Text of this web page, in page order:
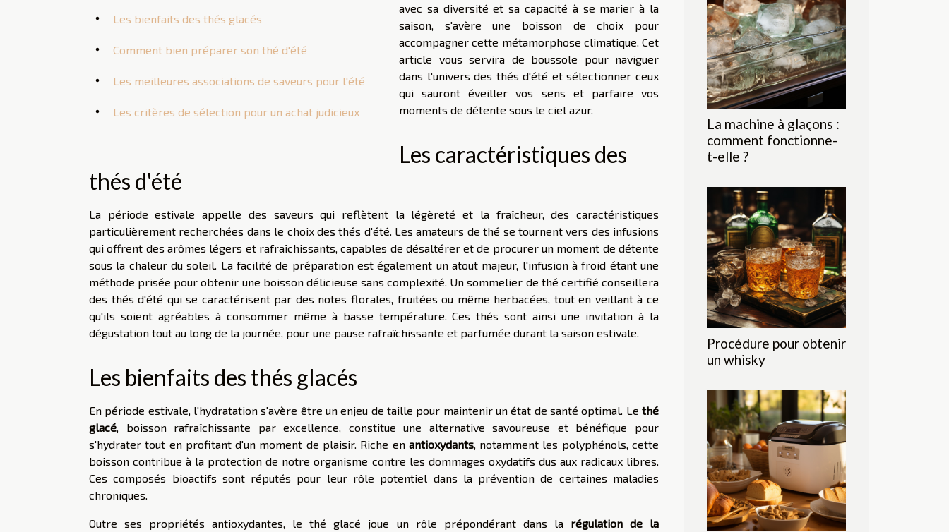
Les bienfaits des thés glacés
Comment bien préparer son thé d'été
Les meilleures associations de saveurs pour l'été
Les critères de sélection pour un achat judicieux
avec sa diversité et sa capacité à se marier à la
saison, s'avère une boisson de choix pour
accompagner cette métamorphose climatique. Cet
article vous servira de boussole pour naviguer
dans l'univers des thés d'été et sélectionner ceux
qui sauront éveiller vos sens et parfaire vos
moments de détente sous le ciel azur.
Les caractéristiques des
thés d'été
La période estivale appelle des saveurs qui reflètent la légèreté et la fraîcheur, des caractéristiques
particulièrement recherchées dans le choix des thés d'été. Les amateurs de thé se tournent vers des infusions
qui offrent des arômes légers et rafraîchissants, capables de désaltérer et de procurer un moment de détente
sous la chaleur du soleil. La facilité de préparation est également un atout majeur, l'infusion à froid étant une
méthode prisée pour obtenir une boisson délicieuse sans complexité. Un sommelier de thé certifié conseillera
des thés d'été qui se caractérisent par des notes florales, fruitées ou même herbacées, tout en veillant à ce
qu'ils soient agréables à consommer même à basse température. Ces thés sont ainsi une invitation à la
dégustation tout au long de la journée, pour une pause rafraîchissante et parfumée durant la saison estivale.
Les bienfaits des thés glacés
En période estivale, l'hydratation s'avère être un enjeu de taille pour maintenir un état de santé optimal. Le thé
glacé , boisson rafraîchissante par excellence, constitue une alternative savoureuse et bénéfique pour
s'hydrater tout en profitant d'un moment de plaisir. Riche en antioxydants, notamment les polyphénols, cette
boisson contribue à la protection de notre organisme contre les dommages oxydatifs dus aux radicaux libres.
Ces composés bioactifs sont réputés pour leur rôle potentiel dans la prévention de certaines maladies
chroniques.
Outre ses propriétés antioxydantes, le thé glacé joue un rôle prépondérant dans la régulation de la
La machine à glaçons :
comment fonctionne-
t-elle ?
Procédure pour obtenir
un whisky